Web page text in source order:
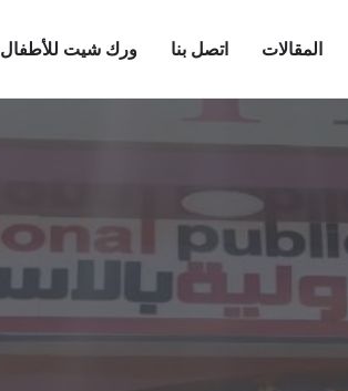
المقالات اتصل بنا ورك شيت للأطفال